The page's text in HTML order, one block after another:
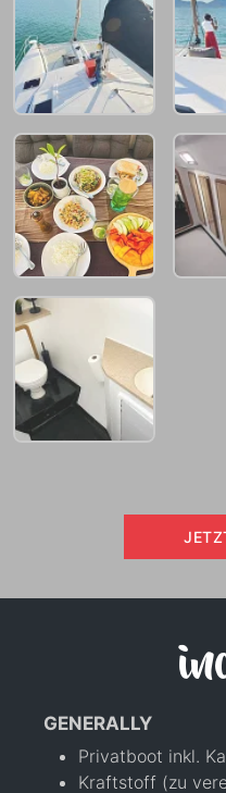
GENERALLY
Privatboot inkl.
Kraftstoff (zu